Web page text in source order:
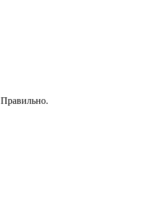
Правильно.